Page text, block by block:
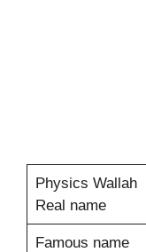
Physics Wallah
Real name
Famous name